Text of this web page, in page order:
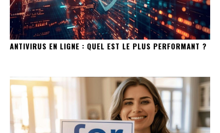
ANTIVIRUS EN LIGNE : QUEL EST LE PLUS PERFORMANT ?